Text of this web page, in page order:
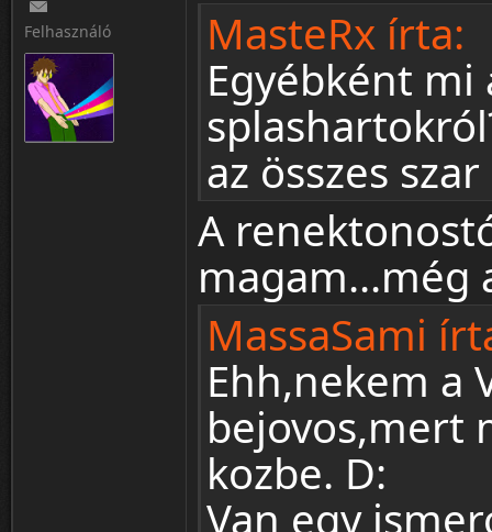
Felhasználó
MasteRx írta:
Egyébként mi
az összes
A
magam...még
MassaSami
Ehh,nekem a
bejovos,mert
kozbe. D:
Van egy